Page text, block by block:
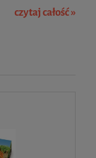
czytaj całość »